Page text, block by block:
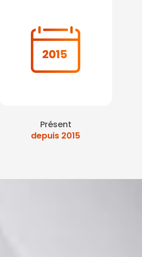
Présent
depuis 2015